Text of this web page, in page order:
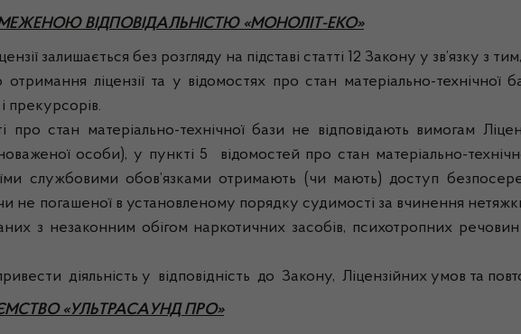
ВІДПОВІДАЛЬНІСТЮ «МОНОЛІТ-ЕКО»
залишається без розгляду на підставі статті 12 Закону у зв’язку з
ліцензії та у відомостях про стан матеріально-технічної
прекурсорів.
матеріально-технічної бази не відповідають вимогам
особи), у пункті 5 відомостей про стан матеріально-
службовими обов’язками отримають (чи мають) доступ
не погашеної в установленому порядку судимості за вчинення
з незаконним обігом наркотичних засобів, психотропних
діяльність у відповідність до Закону, Ліцензійних умов та
«УЛЬТРАСАУНД ПРО»